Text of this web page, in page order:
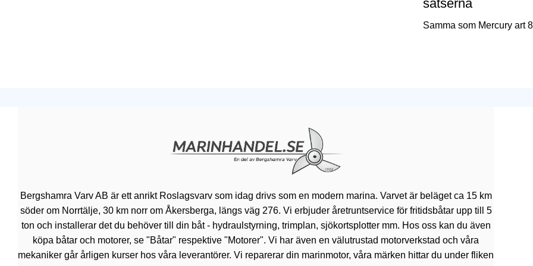
satserna
Samma som Mercury art
Bergshamra Varv AB är ett anrikt Roslagsvarv som idag drivs som en modern marina. Varvet är beläget ca 15 km
söder om Norrtälje, 30 km norr om Åkersberga, längs väg 276. Vi erbjuder åretruntservice för fritidsbåtar upp till 5
ton och installerar det du behöver till din båt - hydraulstyrning, trimplan, sjökortsplotter mm. Hos oss kan du även
köpa båtar och motorer, se "Båtar" respektive "Motorer". Vi har även en välutrustad motorverkstad och våra
mekaniker går årligen kurser hos våra leverantörer. Vi reparerar din marinmotor, våra märken hittar du under fliken